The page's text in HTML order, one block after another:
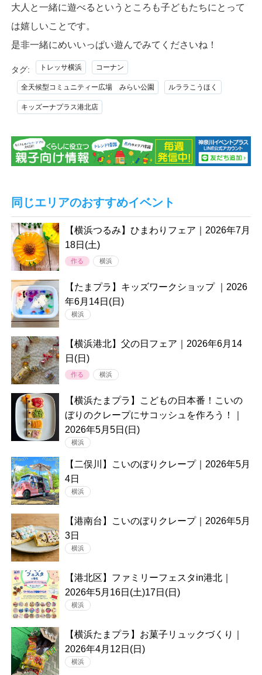
大人と一緒に遊べるというところも子どもたちにとって
は嬉しいことです。
是非一緒にめいいっぱい遊んでみてくださいね！
タグ: トレッサ横浜 コーナン
全天候型コミュニティー広場 みらい公園 ルララこうほく
キッズーナプラス港北店
同じエリアのおすすめイベント
【横浜つるみ】ひまわりフェア｜2026年7月
18日(土)
作る 横浜
【たまプラ】キッズワークショップ ｜2026
年6月14日(日)
横浜
【横浜港北】父の日フェア｜2026年6月14
日(日)
作る 横浜
【横浜たまプラ】こどもの日本番！こいの
ぼりのクレープにサコッシュを作ろう！｜
2026年5月5日(日)
横浜
【二俣川】こいのぼりクレープ｜2026年5月
4日
横浜
【港南台】こいのぼりクレープ｜2026年5月
3日
横浜
【港北区】ファミリーフェスタin港北｜
2026年5月16日(土)17日(日)
横浜
【横浜たまプラ】お菓子リュックづくり｜
2026年4月12日(日)
横浜